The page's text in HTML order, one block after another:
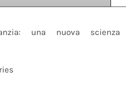
una nuova scienza